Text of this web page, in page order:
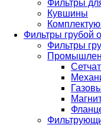
Фильтры
Кувшины
Фильтры грубой
Фильтры